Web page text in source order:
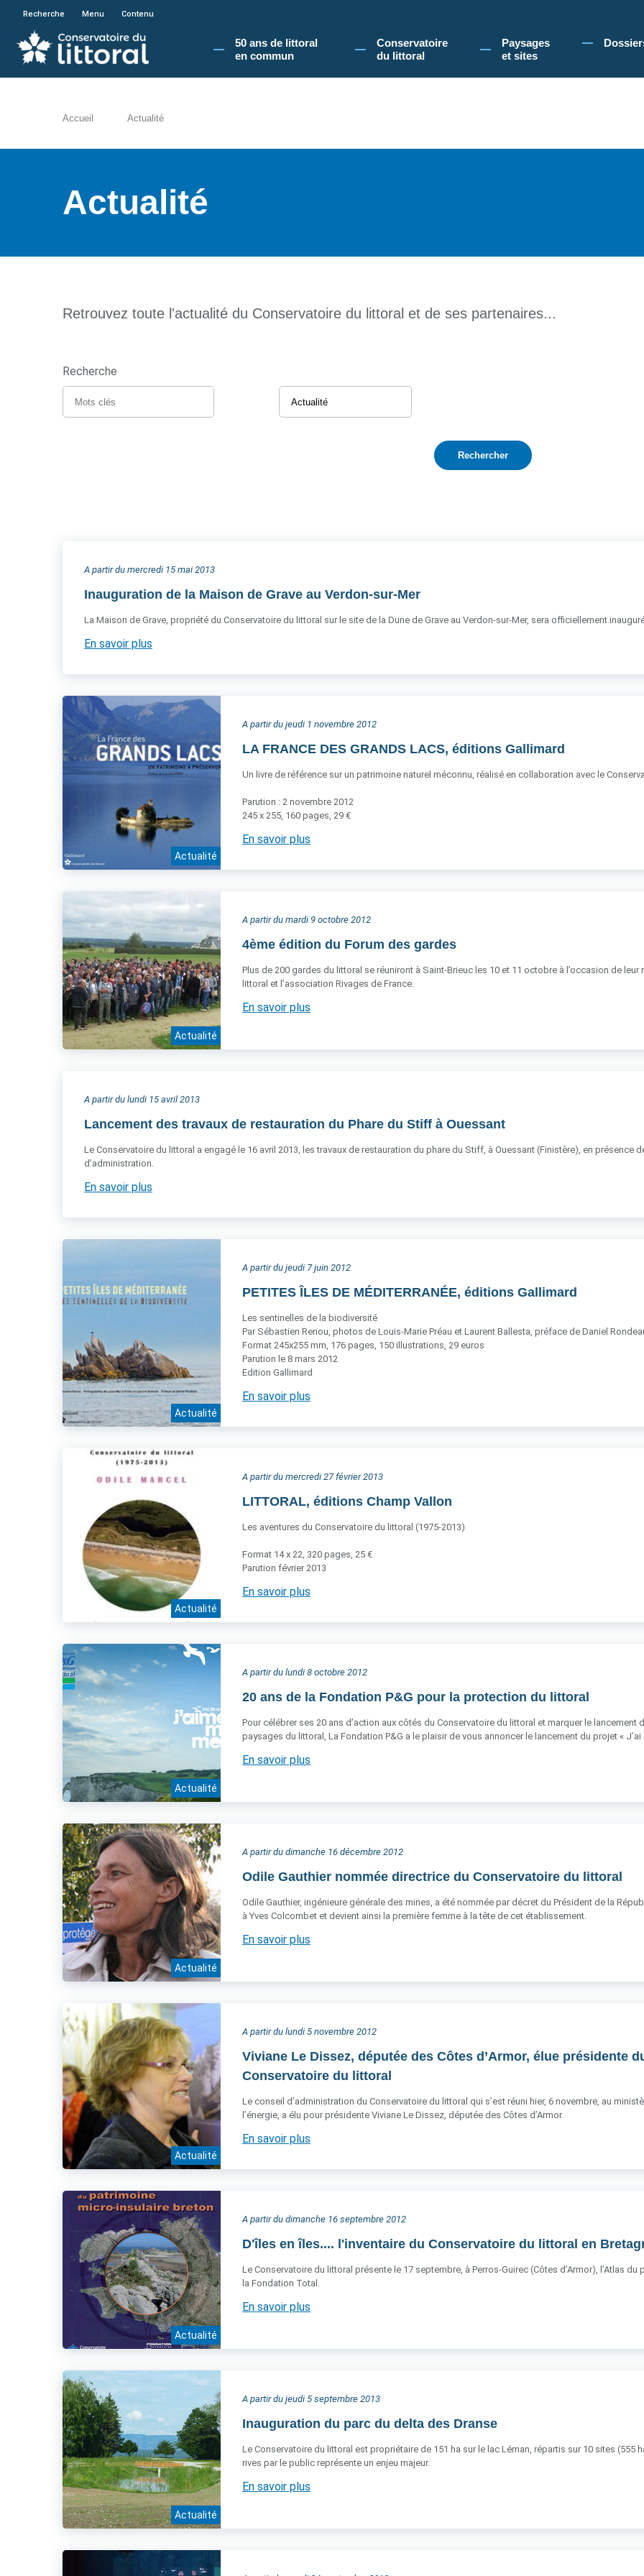
En poursuivant votre navigation sur le site du Conservatoire du littoral, vous acceptez l'utilisation de cookies pour vous
Recherche Menu Contenu
50 ans de littoral
en commun​
Conservatoire
du littoral
Paysages
et sites
Accueil Actualité
Actualité
Retrouvez toute l'actualité du Conservatoire du littoral et de ses partenaires...
Recherche
A partir du mercredi 15 mai 2013
Inauguration de la Maison de Grave au Verdon-sur-Mer
La Maison de Grave, propriété du Conservatoire du littoral sur le site de la Dune de Grave au Verdon-sur-Mer, sera officiellement
En savoir plus
Actualité
A partir du jeudi 1 novembre 2012
LA FRANCE DES GRANDS LACS, éditions Gallimard
Un livre de référence sur un patrimoine naturel méconnu, réalisé en collaboration avec le
Parution : 2 novembre 2012
245 x 255, 160 pages, 29 €
En savoir plus
Actualité
A partir du mardi 9 octobre 2012
4ème édition du Forum des gardes
Plus de 200 gardes du littoral se réuniront à Saint-Brieuc les 10 et 11 octobre à l’occasion de
littoral et l’association Rivages de France.
En savoir plus
A partir du lundi 15 avril 2013
Lancement des travaux de restauration du Phare du Stiff à Ouessant
Le Conservatoire du littoral a engagé le 16 avril 2013, les travaux de restauration du phare du Stiff, à Ouessant (Finistère), en présence
d’administration.
En savoir plus
Actualité
A partir du jeudi 7 juin 2012
PETITES ÎLES DE MÉDITERRANÉE, éditions Gallimard
Les sentinelles de la biodiversité
Par Sébastien Renou, photos de Louis-Marie Préau et Laurent Ballesta, préface de Daniel
Format 245x255 mm, 176 pages, 150 illustrations, 29 euros
Parution le 8 mars 2012
Edition Gallimard
En savoir plus
Actualité
A partir du mercredi 27 février 2013
LITTORAL, éditions Champ Vallon
Les aventures du Conservatoire du littoral (1975-2013)
Format 14 x 22, 320 pages, 25 €
Parution février 2013
En savoir plus
Actualité
A partir du lundi 8 octobre 2012
20 ans de la Fondation P&G pour la protection du littoral
Pour célébrer ses 20 ans d’action aux côtés du Conservatoire du littoral et marquer le
paysages du littoral, La Fondation P&G a le plaisir de vous annoncer le lancement du projet « J’ai
En savoir plus
Actualité
A partir du dimanche 16 décembre 2012
Odile Gauthier nommée directrice du Conservatoire du littoral
Odile Gauthier, ingénieure générale des mines, a été nommée par décret du Président de la
à Yves Colcombet et devient ainsi la première femme à la tête de cet établissement.
En savoir plus
Actualité
A partir du lundi 5 novembre 2012
Viviane Le Dissez, députée des Côtes d’Armor, élue présidente
Conservatoire du littoral
Le conseil d’administration du Conservatoire du littoral qui s’est réuni hier, 6 novembre, au
l’énergie, a élu pour présidente Viviane Le Dissez, députée des Côtes d’Armor.
En savoir plus
Actualité
A partir du dimanche 16 septembre 2012
D'îles en îles.... l'inventaire du Conservatoire du littoral en
Le Conservatoire du littoral présente le 17 septembre, à Perros-Guirec (Côtes d’Armor), l’Atlas
la Fondation Total.
En savoir plus
Actualité
A partir du jeudi 5 septembre 2013
Inauguration du parc du delta des Dranse
Le Conservatoire du littoral est propriétaire de 151 ha sur le lac Léman, répartis sur 10 sites (555
rives par le public représente un enjeu majeur.
En savoir plus